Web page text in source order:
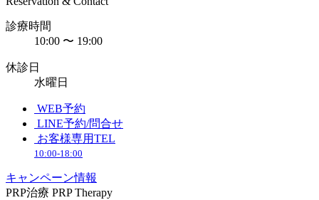
診療時間
10:00 〜 19:00
休診日
水曜日
WEB予約
LINE予約/問合せ
お客様専用TEL
10:00-18:00
キャンペーン情報
PRP治療 PRP Therapy